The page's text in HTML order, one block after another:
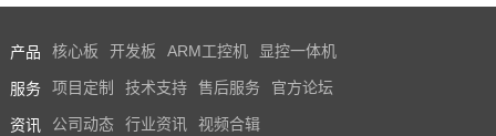
产品 核心板 开发板 ARM工控机 显控一体机
服务 项目定制 技术支持 售后服务 官方论坛
资讯 公司动态 行业资讯 视频合辑